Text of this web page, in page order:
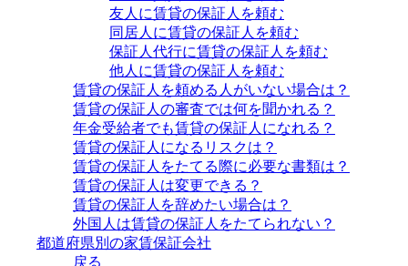
友人に賃貸の保証人を頼む
同居人に賃貸の保証人を頼む
保証人代行に賃貸の保証人を頼む
他人に賃貸の保証人を頼む
賃貸の保証人を頼める人がいない場合は？
賃貸の保証人の審査では何を聞かれる？
年金受給者でも賃貸の保証人になれる？
賃貸の保証人になるリスクは？
賃貸の保証人をたてる際に必要な書類は？
賃貸の保証人は変更できる？
賃貸の保証人を辞めたい場合は？
外国人は賃貸の保証人をたてられない？
都道府県別の家賃保証会社
戻る